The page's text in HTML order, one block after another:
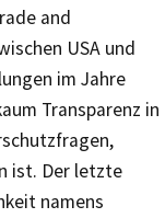
and
USA und
im Jahre
Transparenz in
ist. Der letzte
namens